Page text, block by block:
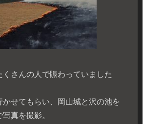
さんの人で賑わっていました
せてもらい、岡山城と沢の池を
真を撮影。